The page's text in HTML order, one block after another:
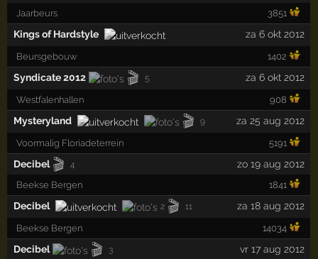
Jaarbeurs 3851
Kings of Hardstyle za 6 okt 2012
Beursgebouw 1402
Syndicate 2012 🎬 5 za 6 okt 2012
Westfalenhallen 908
Mysteryland 🎬 9 za 25 aug 2012
Voormalig Floriadeterrein 5191
Decibel 🎬 4 zo 19 aug 2012
Beekse Bergen 1841
Decibel 2 🎬 11 za 18 aug 2012
Beekse Bergen 14034
Decibel 🎬 3 vr 17 aug 2012